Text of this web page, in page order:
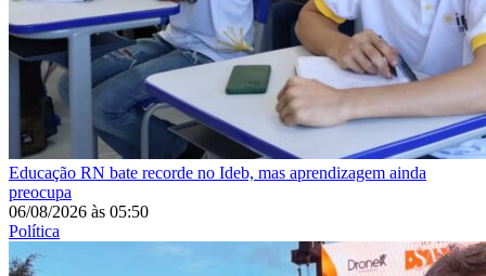
Educação RN bate recorde no Ideb, mas aprendizagem ainda
preocupa
06/08/2026 às 05:50
Política